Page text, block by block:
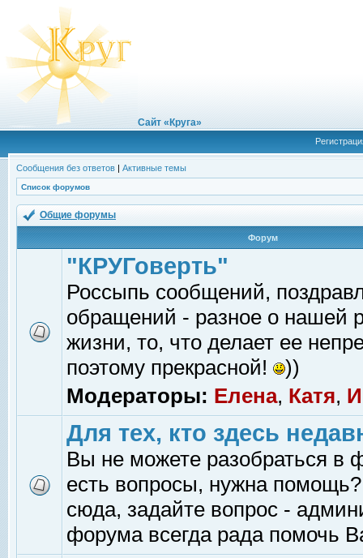
Сайт «Круга»
Сообщения без ответов | Активные темы
Список форумов
Общие форумы
Форум
"КРУГоверть"
Россыпь сообщений,
обращений - разное о нашей
жизни, то, что делает ее
поэтому прекрасной!
))
Модераторы: Елена, Катя,
Для тех, кто здесь
Вы не можете разобраться в
есть вопросы, нужна помощь?
сюда, задайте вопрос -
форума всегда рада помочь